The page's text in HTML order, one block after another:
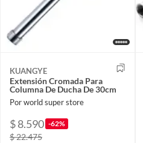
KUANGYE
Extensión Cromada Para
Columna De Ducha De 30cm
Por world super store
$ 8.590 -62%
$ 22.475